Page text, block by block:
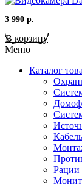
3 990 р.
В корзину
Меню
Каталог
Рации